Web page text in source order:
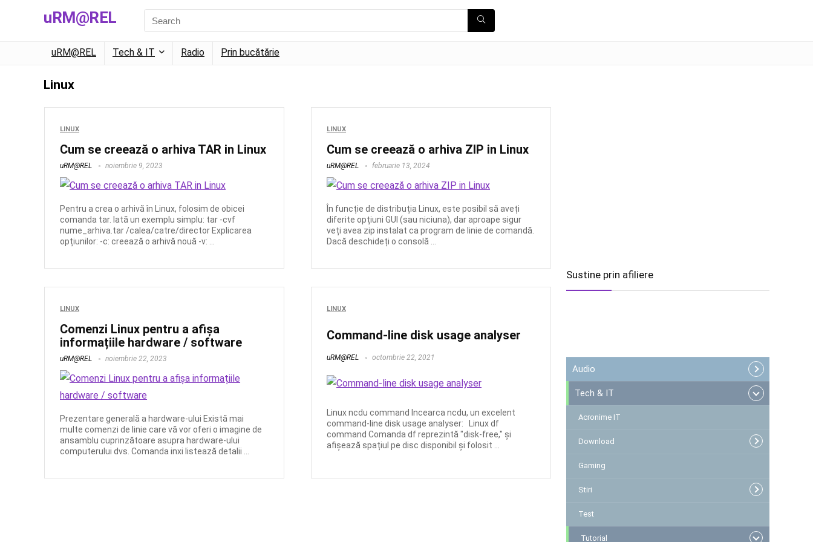
uRM@REL
uRM@REL Tech & IT Radio Prin bucătărie
Linux
LINUX
Cum se creează o arhiva TAR in Linux
uRM@REL noiembrie 9, 2023
Pentru a crea o arhivă în Linux, folosim de obicei
comanda tar. Iată un exemplu simplu: tar -cvf
nume_arhiva.tar /calea/catre/director Explicarea
opțiunilor: -c: creează o arhivă nouă -v: ...
LINUX
Cum se creează o arhiva ZIP in Linux
uRM@REL februarie 13, 2024
În funcție de distribuția Linux, este posibil să aveți
diferite opțiuni GUI (sau niciuna), dar aproape sigur
veți avea zip instalat ca program de linie de comandă.
Dacă deschideți o consolă ...
LINUX
Comenzi Linux pentru a afișa
informațiile hardware / software
uRM@REL noiembrie 22, 2023
Prezentare generală a hardware-ului Există mai
multe comenzi de linie care vă vor oferi o imagine de
ansamblu cuprinzătoare asupra hardware-ului
computerului dvs. Comanda inxi listează detalii ...
LINUX
Command-line disk usage analyser
uRM@REL octombrie 22, 2021
Linux ncdu command Incearca ncdu, un excelent
command-line disk usage analyser: Linux df
command Comanda df reprezintă "disk-free," și
afișează spațiul pe disc disponibil și folosit ...
Sustine prin afiliere
Audio
Tech & IT
Acronime IT
Download
Gaming
Stiri
Test
Tutorial